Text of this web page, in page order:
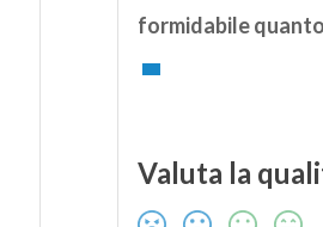
formidabile
Valuta la